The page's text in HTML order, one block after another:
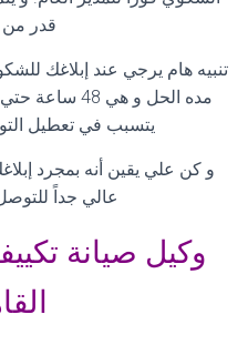
قدر من
تنبيه هام يرجي عند إبلاغك
مده الحل و
يتسبب في تعطيل
و كن علي يقين أنه بمجرد
عالي جداً
وكيل صيانة